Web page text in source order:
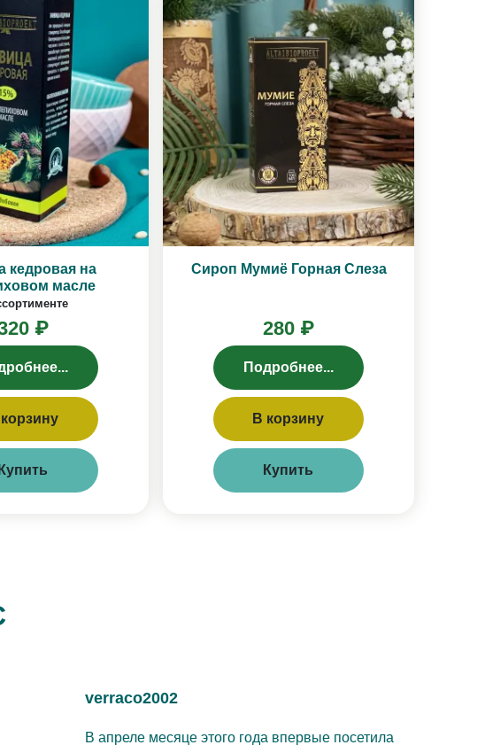
кедровая на
масле
₽
Купить
Сироп Мумиё Горная Слеза
280 ₽
Подробнее...
В корзину
Купить
verraco2002
В апреле месяце этого года впервые посетила